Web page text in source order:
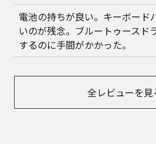
電池の持ちが良い。キーボード
いのが残念。ブルートゥースド
するのに手間がかかった。
全レビューを見